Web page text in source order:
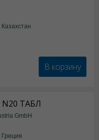
В корзину
ТАБЛ
GmbH